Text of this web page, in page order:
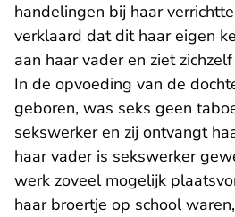
handelingen bij haar
verklaard dat dit haar eigen
aan haar vader en ziet
In de opvoeding van de
geboren, was seks geen
sekswerker en zij ontvangt
haar vader is sekswerker
werk zoveel mogelijk
haar broertje op school